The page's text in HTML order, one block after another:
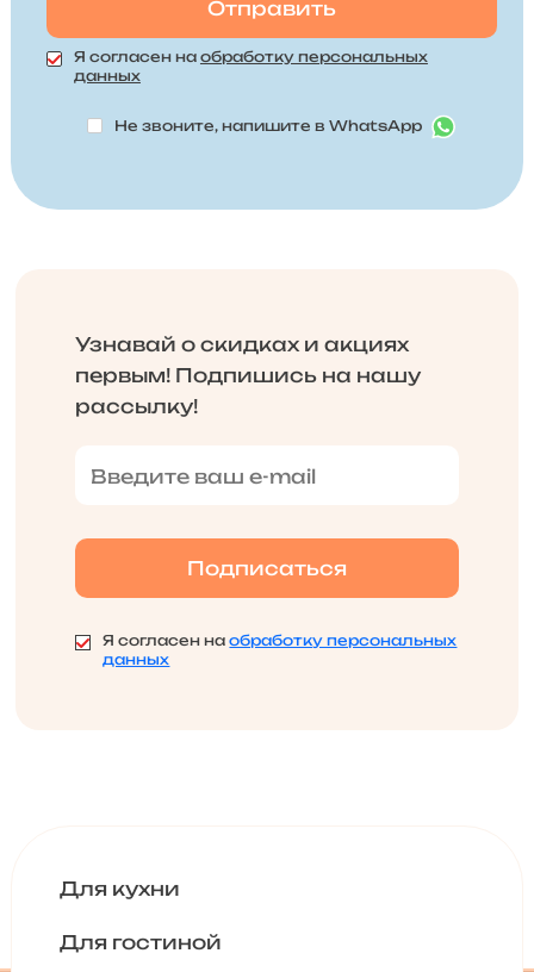
Я согласен на обработку персональных
данных
Не звоните, напишите в WhatsApp
Узнавай о скидках и акциях
первым! Подпишись на нашу
рассылку!
Я согласен наобработку персональных
данных
Для кухни
Для гостиной